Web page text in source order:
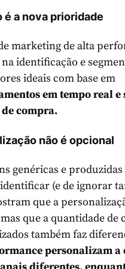
é a nova prioridade
marketing de alta
identificação e
ideais com base em
em tempo real e
compra.
não é opcional
genéricas e produzidas
(e de ignorar
que a
que a quantidade de
também faz
personalizam a